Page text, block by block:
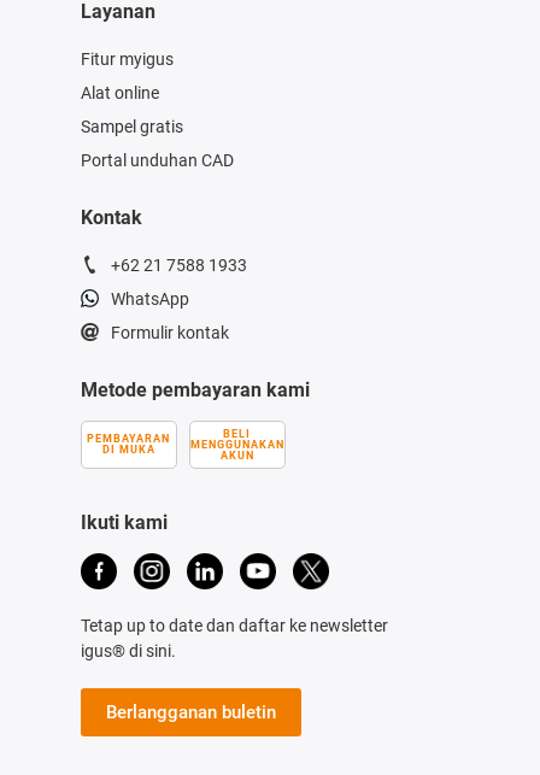
Layanan
Fitur myigus
Alat online
Sampel gratis
Portal unduhan CAD
Kontak
+62 21 7588 1933
WhatsApp
Formulir kontak
Metode pembayaran kami
PEMBAYARAN
DI MUKA
BELI
MENGGUNAKAN
AKUN
Ikuti kami
Tetap up to date dan daftar ke newsletter
igus® di sini.
Berlangganan buletin